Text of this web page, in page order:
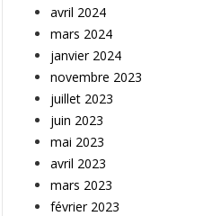
avril 2024
mars 2024
janvier 2024
novembre 2023
juillet 2023
juin 2023
mai 2023
avril 2023
mars 2023
février 2023